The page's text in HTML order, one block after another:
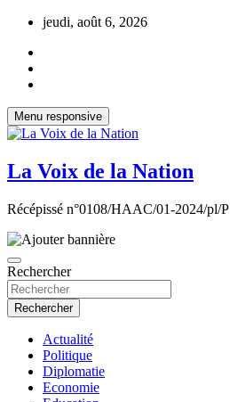
Aller
contenu
jeudi, août 6, 2026
Menu responsive
La Voix de la Nation
Récépissé n°0108/HAAC/01-2024/pl/P
Rechercher
Rechercher
Actualité
Politique
Diplomatie
Economie